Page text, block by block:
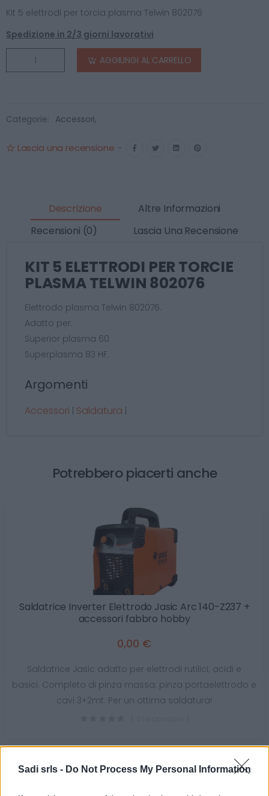
Sadi srls - Do Not Process My Personal Information
Kit 5 elettrodi per torcia plasma Telwin 802076
Spedizione in 2/3 giorni lavorativi
AGGIUNGI AL CARRELLO
Categorie: Accessori,
Lascia una recensione -
Descrizione
Altre Informazioni
Recensioni (0)
Lascia Una Recensione
KIT 5 ELETTRODI PER TORCIE
PLASMA TELWIN 802076
Elettrodo plasma Telwin 802076.
Adatto per:
Superior plasma 60
Superplasma 83 HF.
Argomenti
Accessori Saldatura
Potrebbero piacerti anche
Saldatrice Inverter Elettrodo Jasic Arc 140-Z237 +
accessori fabbro hobby
0,00 €
Saldatrice Jasic adatto per elettrodi rutilici; acidi e
basici. Completo di pinza massa; pinza portaelettrodo e
cavi 3+2mt. Per un ottima saldatura!
Categorie